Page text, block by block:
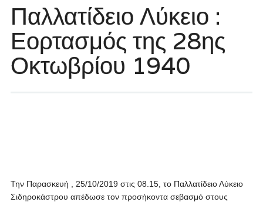
Παλλατίδειο Λύκειο :
Εορτασμός της 28ης
Οκτωβρίου 1940
Την Παρασκευή , 25/10/2019 στις 08.15, το Παλλατίδειο Λύκειο
Σιδηροκάστρου απέδωσε τον προσήκοντα σεβασμό στους